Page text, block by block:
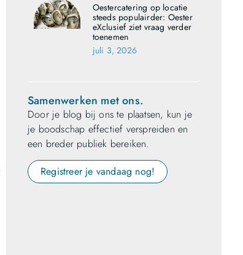
Oestercatering op locatie
steeds populairder: Oester
eXclusief ziet vraag verder
toenemen
juli 3, 2026
Samenwerken met ons.
Door je blog bij ons te plaatsen, kun je
je boodschap effectief verspreiden en
een breder publiek bereiken.
Registreer je vandaag nog!